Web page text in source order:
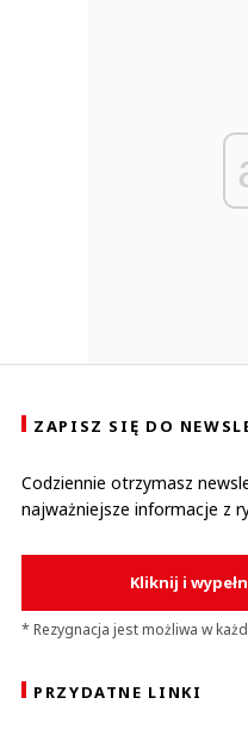
ZAPISZ SIĘ DO
Codziennie otrzymasz
najważniejsze informacje z
Kliknij i
* Rezygnacja jest możliwa w
PRZYDATNE LINKI